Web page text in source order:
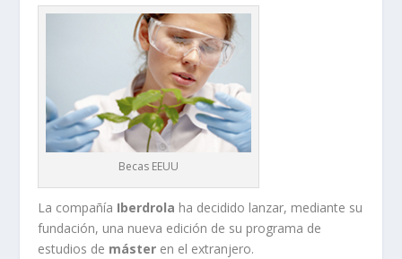
Becas EEUU
La compañía Iberdrola ha decidido lanzar, mediante su
fundación, una nueva edición de su programa de
estudios de máster en el extranjero.